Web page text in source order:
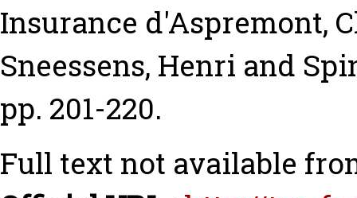
Insurance d'Aspremont,
Sneessens, Henri and
pp. 201-220.
Full text not available